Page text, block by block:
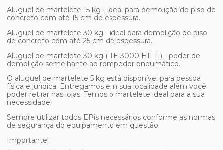
Aluguel de martelete 15 kg - ideal para demolição de piso de
concreto com até 15 cm de espessura.
Aluguel de martelete 30 kg - ideal para demolição de piso
de concreto com até 25 cm de espessura.
Aluguel de martelete 30 kg ( TE 3000 HILTI) - poder de
demolição semelhante ao rompedor pneumático.
O aluguel de martelete 5 kg está disponível para pessoa
física e jurídica. Entregamos em sua localidade além você
poder retirar nas lojas. Temos o martelete ideal para a sua
necessidade!
Sempre utilizar todos EPis necessários conforme as normas
de segurança do equipamento em questão.
Importante!